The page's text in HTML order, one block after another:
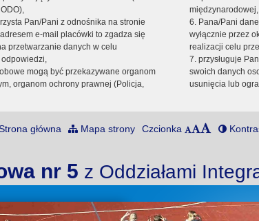
Pan/Pani z odnośnika na stronie
e-mail placówki to zgadza się
przetwarzanie danych w celu
mogą być przekazywane organom
organom ochrony prawnej (Policja,
międzynarodowej,
6. Pana/Pani
wyłącznie przez
realizacji celu
7. przysługuje
swoich danych
usunięcia lub
główna Mapa strony Czcionka
nr 5 z Oddziałami